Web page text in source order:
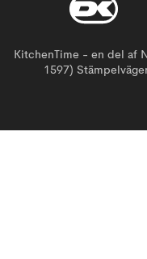
KitchenTime - en del af
1597)